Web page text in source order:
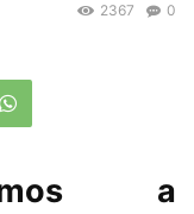
0
2367
a